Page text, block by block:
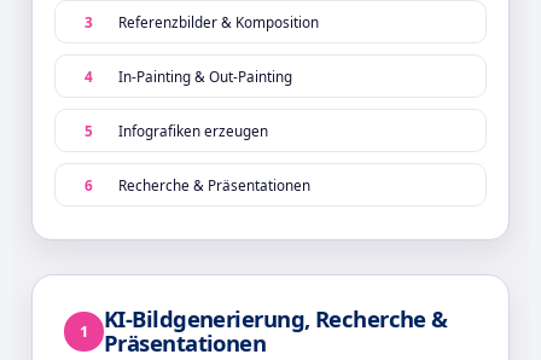
3 Referenzbilder & Komposition
4 In-Painting & Out-Painting
5 Infografiken erzeugen
6 Recherche & Präsentationen
1
KI-Bildgenerierung, Recherche &
Präsentationen